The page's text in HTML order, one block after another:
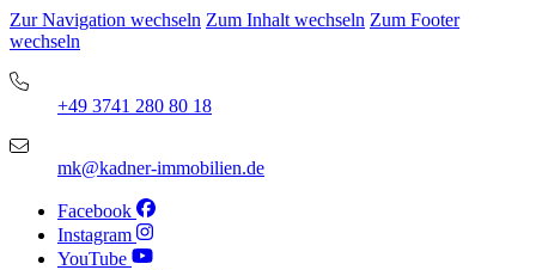
Zur Navigation wechseln Zum Inhalt wechseln Zum Footer
wechseln
+49 3741 280 80 18
mk@kadner-immobilien.de
Facebook
Instagram
YouTube